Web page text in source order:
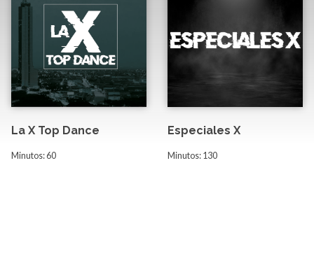
La X Top Dance
Minutos: 60
Especiales X
Minutos: 130